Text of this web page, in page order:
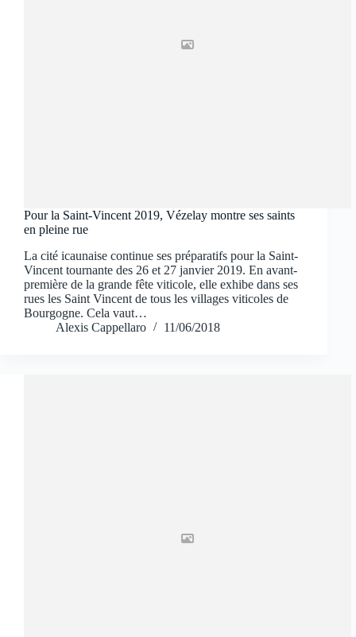
Pour la Saint-Vincent 2019, Vézelay montre ses saints
en pleine rue
La cité icaunaise continue ses préparatifs pour la Saint-
Vincent tournante des 26 et 27 janvier 2019. En avant-
première de la grande fête viticole, elle exhibe dans ses
rues les Saint Vincent de tous les villages viticoles de
Bourgogne. Cela vaut…
Alexis Cappellaro
11/06/2018